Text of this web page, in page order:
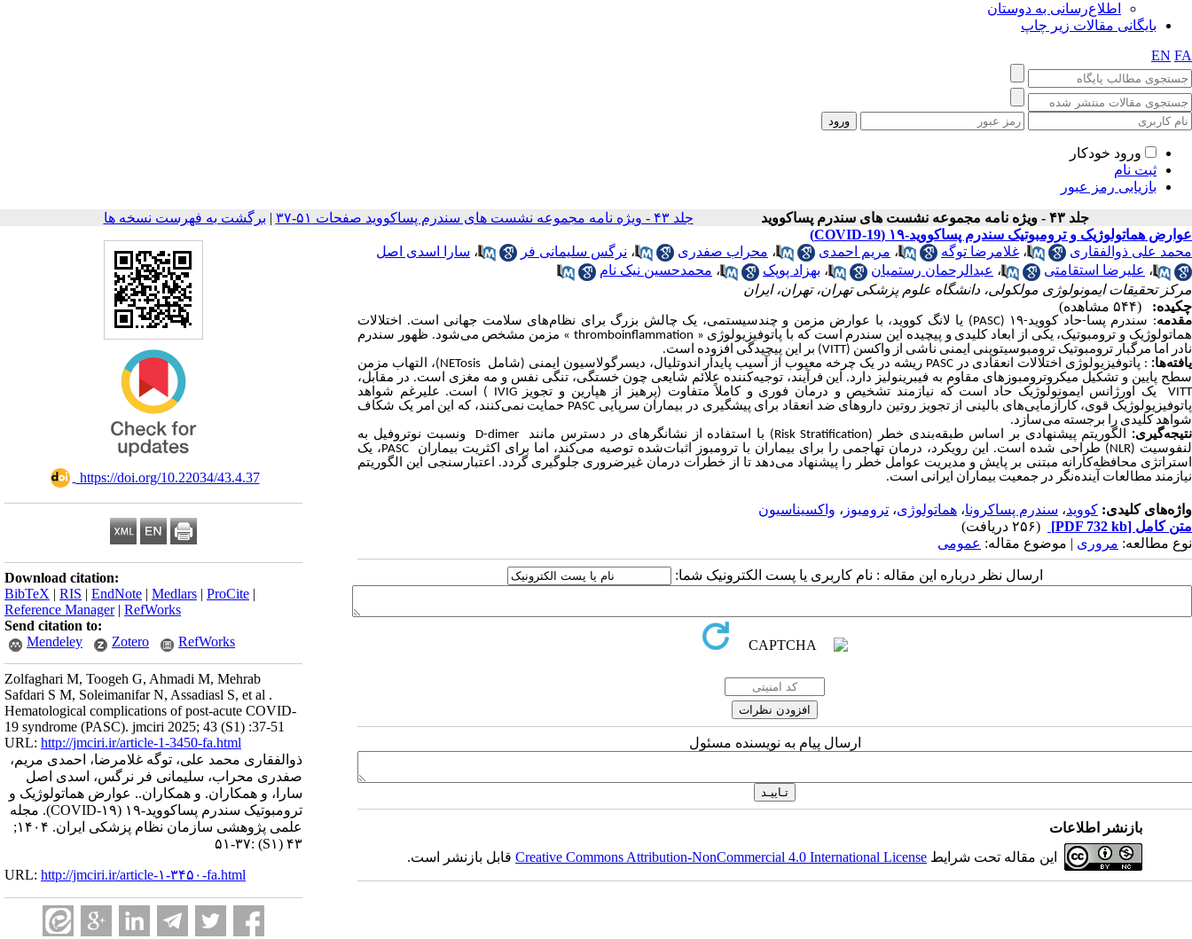
اطلاع‌رسانی به دوستان
بایگانی مقالات زیر چاپ
EN FA
ورود خودکار
ثبت نام
بازیابی رمز عبور
جلد ۴۳ - ویژه نامه مجموعه نشست های سندرم پساکووید جلد ۴۳ - ویژه نامه مجموعه نشست های سندرم پساکووید صفحات ۵۱-۳۷ | برگشت به فهرست نسخه ها
‎ https://doi.org/10.22034/43.4.37
Download citation:
BibTeX | RIS | EndNote | Medlars | ProCite |
Reference Manager| RefWorks
Send citation to:
Mendeley
Zotero RefWorks
Zolfaghari M, Toogeh G, Ahmadi M, Mehrab
Safdari S M, Soleimanifar N, Assadiasl S, et al .
Hematological complications of post-acute COVID-
19 syndrome (PASC). jmciri 2025; 43 (S1) :37-51
URL: http://jmciri.ir/article-1-3450-fa.html
ذوالفقاری محمد علی، توگه غلامرضا، احمدی مریم،
صفدری محراب، سلیمانی فر نرگس، اسدی اصل
سارا، و همکاران. و همکاران.. عوارض هماتولوژیک و
ترومبوتیک سندرم پساکووید-۱۹ (COVID-۱۹). مجله
علمی پژوهشی سازمان نظام پزشکی ایران. ۱۴۰۴;
۴۳ (S۱) :۳۷-۵۱
URL: http://jmciri.ir/article-۱-۳۴۵۰-fa.html
عوارض هماتولوژیک و ترومبوتیک سندرم پساکووید-۱۹ (COVID-19)
محمد علی ذوالفقاری
، غلامرضا توگه ، مریم احمدی ، محراب صفدری ، نرگس سلیمانی فر ، سارا اسدی اصل
، علیرضا استقامتی ، عبدالرحمان رستمیان ، بهزاد پوپک ، محمدحسین نیک نام
مرکز تحقیقات ایمونولوژی مولکولی، دانشگاه علوم پزشکی تهران، تهران، ایران
چکیده:
(۵۴۴ مشاهده)
مقدمه: سندرم پسا-حاد کووید-۱۹ (PASC)
یا لانگ کووید، با عوارض مزمن و چندسیستمی، یک چالش بزرگ برای نظام‌های سلامت جهانی است. اختلالات
هماتولوژیک و ترومبوتیک، یکی از ابعاد کلیدی و پیچیده این سندرم است که با پاتوفیزیولوژی «
» مزمن مشخص می‌شود. ظهور سندرم
نادر اما مرگبار ترومبوتیک ترومبوسیتوپنی ایمنی ناشی از واکسن (VITT)
بر این پیچیدگی افزوده است.
یافته‌ها: : پاتوفیزیولوژی اختلالات انعقادی در PASC ریشه در یک چرخه معیوب از آسیب پایدار اندوتلیال، دیسرگولاسیون ایمنی (شامل )، التهاب مزمن
سطح پایین و تشکیل میکروترومبوزهای مقاوم به فیبرینولیز دارد. این فرآیند، توجیه‌کننده علائم شایعی چون خستگی، تنگی نفس و مه مغزی است. در مقابل،
VITT
یک اورژانس ایمونولوژیک حاد است که نیازمند تشخیص و درمان فوری و کاملاً متفاوت (پرهیز از هپارین و تجویز IVIG
)
است. علیرغم شواهد
پاتوفیزیولوژیک قوی، کارآزمایی‌های بالینی از تجویز روتین داروهای ضد انعقاد برای پیشگیری در بیماران سرپایی PASC
حمایت نمی‌کنند، که این امر یک شکاف
شواهد کلیدی را برجسته می‌سازد.
نتیجه‌گیری: الگوریتم پیشنهادی بر اساس طبقه‌بندی خطر (Risk Stratification) با استفاده از نشانگرهای در دسترس مانند D-dimer
ونسبت نوتروفیل به
لنفوسیت (NLR) طراحی شده است. این رویکرد، درمان تهاجمی را برای بیماران با ترومبوز اثبات‌شده توصیه می‌کند، اما برای اکثریت بیماران
، یک
استراتژی محافظه‌کارانه مبتنی بر پایش و مدیریت عوامل خطر را پیشنهاد می‌دهد تا از خطرات درمان غیرضروری جلوگیری گردد. اعتبارسنجی این الگوریتم
نیازمند مطالعات آینده‌نگر در جمعیت بیماران ایرانی است.
واژه‌های کلیدی: کووید، سندرم پساکرونا، هماتولوژی، ترومبوز ، واکسیناسیون
متن کامل [PDF 732 kb]
(۲۵۶ دریافت)
نوع مطالعه: مروری | موضوع مقاله: عمومى
ارسال نظر درباره این مقاله : نام کاربری یا پست الکترونیک شما:
ارسال پیام به نویسنده مسئول
بازنشر اطلاعات
این مقاله تحت شرایط Creative Commons Attribution-NonCommercial 4.0 International Licenseقابل بازنشر است.